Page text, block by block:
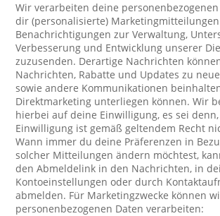
Wir verarbeiten deine
dir (personalisierte)
Benachrichtigungen zur Verwaltung,
Verbesserung und Entwicklung unserer
zuzusenden. Derartige Nachrichten
Nachrichten, Rabatte und Updates zu
sowie andere Kommunikationen
Direktmarketing unterliegen können. Wir
hierbei auf deine Einwilligung, es sei
Einwilligung ist gemäß geltendem Recht
Wann immer du deine Präferenzen in
solcher Mitteilungen ändern möchtest,
den Abmeldelink in den Nachrichten, in
Kontoeinstellungen oder durch
abmelden. Für Marketingzwecke können
personenbezogenen Daten verarbeiten: